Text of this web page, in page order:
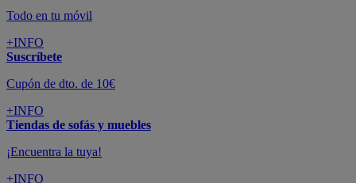
Todo en tu móvil
+INFO
Suscríbete
Cupón de dto. de 10€
+INFO
Tiendas de sofás y muebles
¡Encuentra la tuya!
+INFO